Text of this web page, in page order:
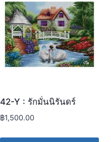
42-Y : รักมั่นนิรันดร์
฿1,500.00